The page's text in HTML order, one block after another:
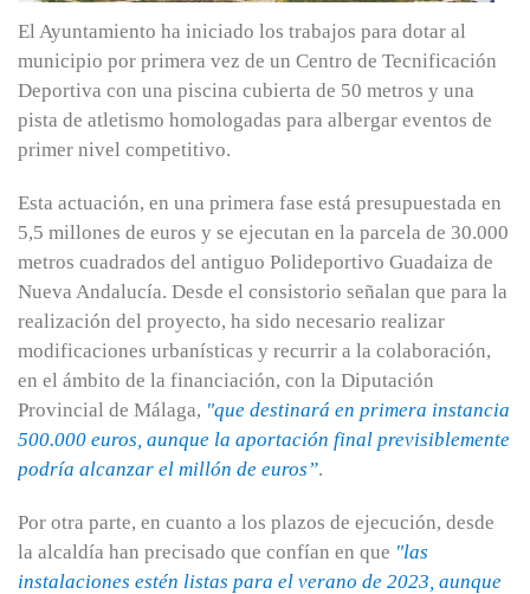
El Ayuntamiento ha iniciado los trabajos para dotar al
municipio por primera vez de un Centro de Tecnificación
Deportiva con una piscina cubierta de 50 metros y una
pista de atletismo homologadas para albergar eventos de
primer nivel competitivo.
Esta actuación, en una primera fase está presupuestada en
5,5 millones de euros y se ejecutan en la parcela de 30.000
metros cuadrados del antiguo Polideportivo Guadaiza de
Nueva Andalucía. Desde el consistorio señalan que para la
realización del proyecto, ha sido necesario realizar
modificaciones urbanísticas y recurrir a la colaboración,
en el ámbito de la financiación, con la Diputación
Provincial de Málaga, "que destinará en primera instancia
500.000 euros, aunque la aportación final previsiblemente
podría alcanzar el millón de euros”.
Por otra parte, en cuanto a los plazos de ejecución, desde
la alcaldía han precisado que confían en que "las
instalaciones estén listas para el verano de 2023, aunque